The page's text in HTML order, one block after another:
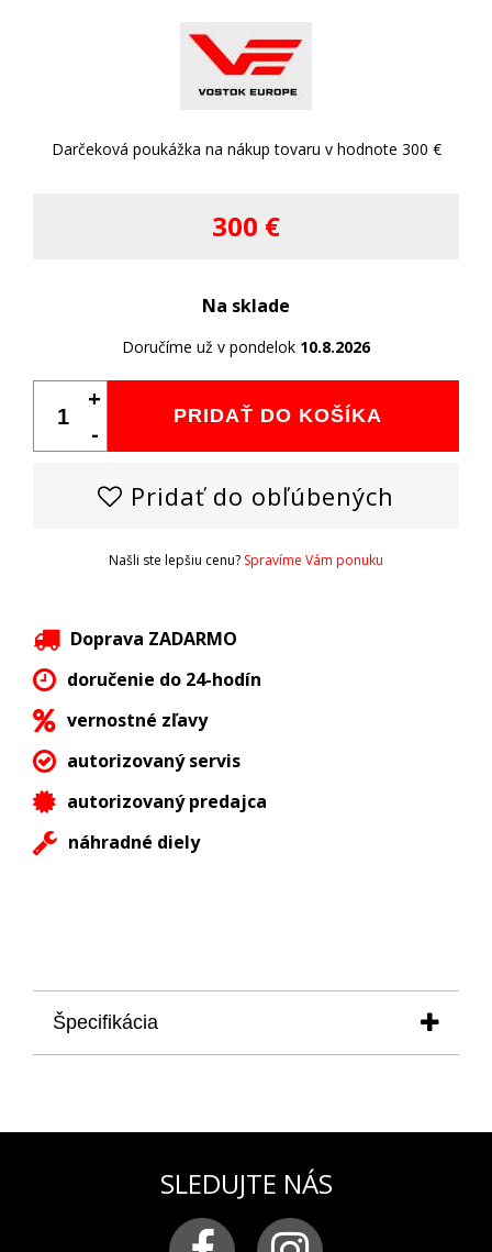
Darčeková poukážka na nákup tovaru v hodnote 300 €
300 €
Na sklade
Doručíme už v pondelok 10.8.2026
PRIDAŤ DO KOŠÍKA
+
-
Pridať do obľúbených
Našli ste lepšiu cenu? Spravíme Vám ponuku
Doprava ZADARMO
doručenie do 24-hodín
vernostné zľavy
autorizovaný servis
autorizovaný predajca
náhradné diely
Špecifikácia
uplatniť zľavový kód.Z hodnoty tovaru sa Vám
odpočíta suma 300,00 €.
Darčekovú poukážku v hodnote 300 € je možnú
SLEDUJTE NÁS